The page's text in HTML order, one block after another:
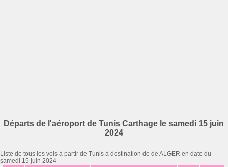
Départs de l'aéroport de Tunis Carthage le samedi 15 juin
2024
Liste de tous les vols à partir de Tunis à destination de de ALGER en date du
samedi 15 juin 2024